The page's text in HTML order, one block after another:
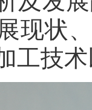
现状
工技